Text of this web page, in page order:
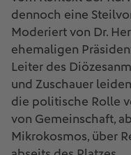
dennoch eine
Moderiert von Dr.
ehemaligen
Leiter des
und Zuschauer
die politische Rolle
von Gemeinschaft,
Mikrokosmos, über